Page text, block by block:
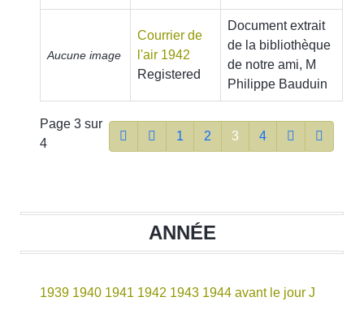
Aucune image
Courrier de
l'air 1942
Registered
Document extrait
de la bibliothèque
de notre ami, M
Philippe Bauduin
Page 3 sur
4
1 2 3 4
ANNÉE
1939 1940 1941 1942 1943 1944 avant le jour J